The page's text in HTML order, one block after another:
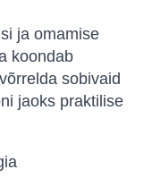
ja omamise
koondab
sobivaid
jaoks praktilise